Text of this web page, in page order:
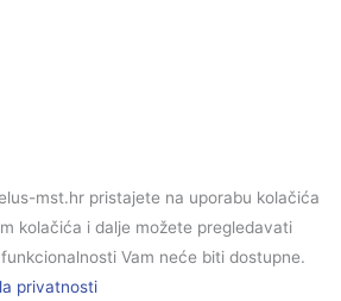
mst.hr pristajete na uporabu kolačića
kolačića i dalje možete pregledavati
Vam neće biti dostupne.
privatnosti